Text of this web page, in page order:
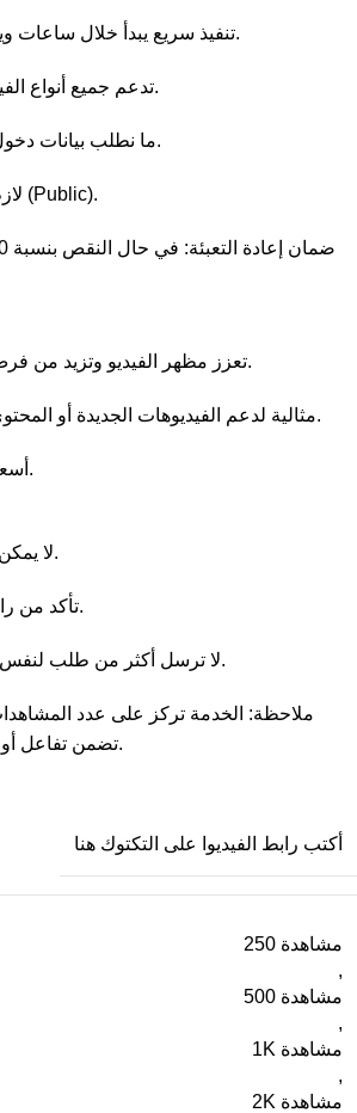
⚡ تنفيذ سريع يبدأ خلال ساعات ويكتمل خلال 24 ساعة.
🎥 تدعم جميع أنواع الفيديوهات على تيكتوك.
📲 ما نطلب بيانات دخول، فقط رابط الفيديو.
🔓 لازم يكون الحساب عام (Public).
تعزز مظهر الفيديو وتزيد من فرص انتشارها على تيكتوك.
مثالية لدعم الفيديوهات الجديدة أو المحتوى اللي يحتاج دفعة أولى.
أسعار منافسة وتنفيذ سريع.
لا يمكن إلغاء الطلب بعد تأكيده.
تأكد من رابط الفيديو قبل الإرسال.
لا ترسل أكثر من طلب لنفس الرابط قبل انتهاء الأول.
تضمن تفاعل أو وصول حقيقي للجمهور.
أكتب رابط الفيديوا على التكتوك هنا
250 مشاهدة
,
500 مشاهدة
,
1K مشاهدة
,
2K مشاهدة